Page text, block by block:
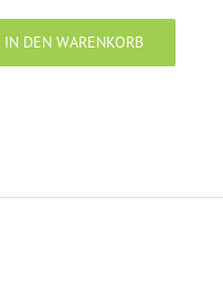
IN DEN WARENKORB